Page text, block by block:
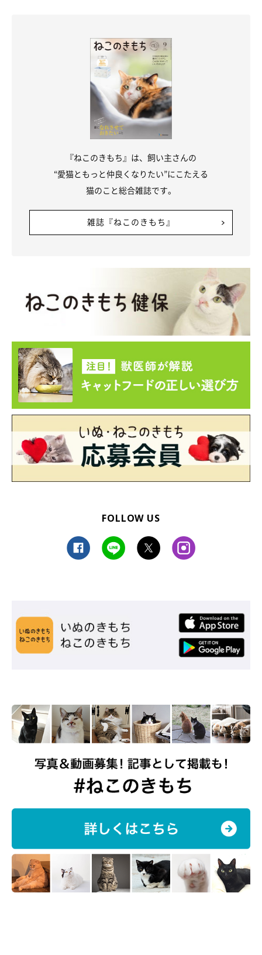
『ねこのきもち』は、飼い主さんの
“愛猫ともっと仲良くなりたい”にこたえる
猫のこと総合雑誌です。
雑誌『ねこのきもち』
FOLLOW US